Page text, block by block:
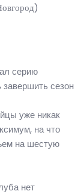
серию
завершить сезон
уже никак
на что
на шестую
нет